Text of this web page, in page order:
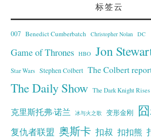
标签云
007 Benedict Cumberbatch Christopher Nolan DC
Game of Thrones HBO Jon
Star Wars Stephen Colbert The Colbert
The Daily Show The Dark Knight Rises
克里斯托弗·诺兰 冰与火之歌 变形金刚
复仇者联盟 奥斯卡 扣叔 扣扣熊